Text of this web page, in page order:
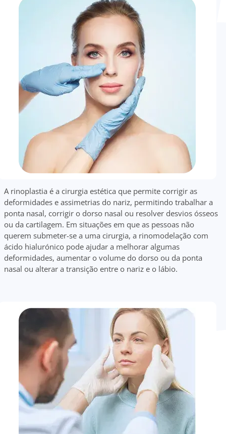
A rinoplastia é a cirurgia estética que permite corrigir as
deformidades e assimetrias do nariz, permitindo trabalhar a
ponta nasal, corrigir o dorso nasal ou resolver desvios ósseos
ou da cartilagem. Em situações em que as pessoas não
querem submeter-se a uma cirurgia, a rinomodelação com
ácido hialurónico pode ajudar a melhorar algumas
deformidades, aumentar o volume do dorso ou da ponta
nasal ou alterar a transição entre o nariz e o lábio.